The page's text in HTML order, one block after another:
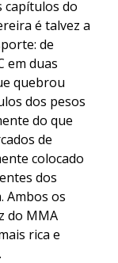
capítulos do
é talvez a
de
em duas
quebrou
dos pesos
do que
de
colocado
dos
Ambos os
do MMA
rica e